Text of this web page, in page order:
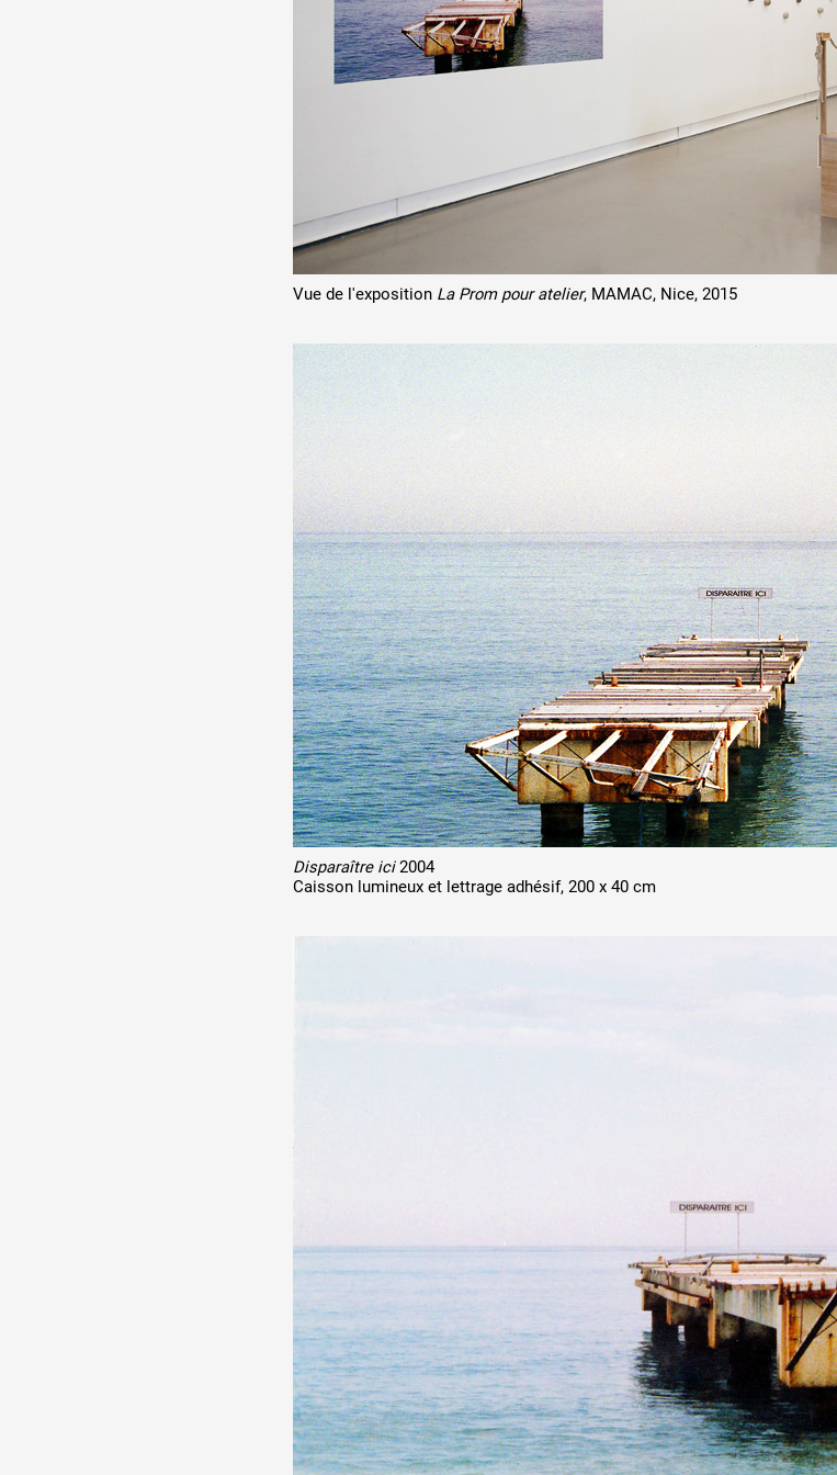
Production vidéo
1% œuvres dans l'espace public
Réseau documents d'artistes
Vue de l'exposition La Prom pour atelier, MAMAC, Nice, 2015
Disparaître ici2004
Caisson lumineux et lettrage adhésif, 200 x 40 cm